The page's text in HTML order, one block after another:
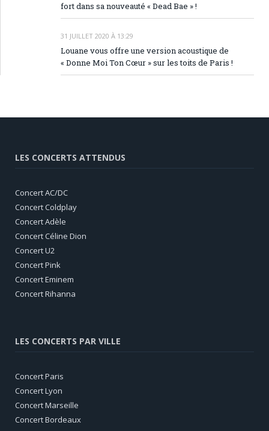
fort dans sa nouveauté « Dead Bae » !
31 JUILLET 2020 À 13:29
Louane vous offre une version acoustique de
« Donne Moi Ton Cœur » sur les toits de Paris !
LES CONCERTS ATTENDUS
Concert AC/DC
Concert Coldplay
Concert Adèle
Concert Céline Dion
Concert U2
Concert Pink
Concert Eminem
Concert Rihanna
LES CONCERTS PAR VILLE
Concert Paris
Concert Lyon
Concert Marseille
Concert Bordeaux